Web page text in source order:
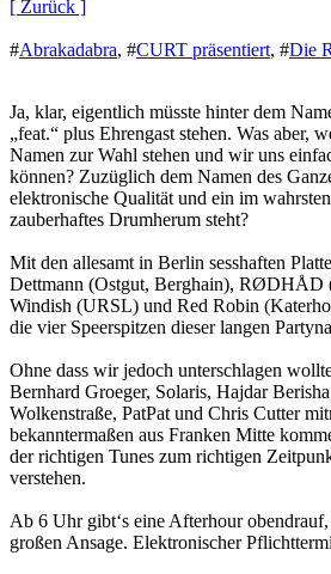
[ Zurück ]
#Abrakadabra, #CURT präsentiert, #Die
Ja, klar, eigentlich müsste hinter dem
„feat.“ plus Ehrengast stehen. Was aber,
Namen zur Wahl stehen und wir uns
können? Zuzüglich dem Namen des
elektronische Qualität und ein im
zauberhaftes Drumherum steht?
Mit den allesamt in Berlin sesshaften
Dettmann (Ostgut, Berghain), RØDHÅD
Windish (URSL) und Red Robin
die vier Speerspitzen dieser langen
Ohne dass wir jedoch unterschlagen
Bernhard Groeger, Solaris, Hajdar
Wolkenstraße, PatPat und Chris Cutter
bekanntermaßen aus Franken Mitte
der richtigen Tunes zum richtigen
verstehen.
Ab 6 Uhr gibt‘s eine Afterhour
großen Ansage. Elektronischer